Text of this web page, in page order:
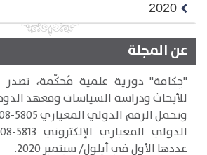
2020
عن المجلة
​"حِكامة" دورية علمية مُحكّمة، تصدر
للأبحاث ودراسة السياسات ومعهد
عددها الأول في أيلول/ سبتمبر 2020.